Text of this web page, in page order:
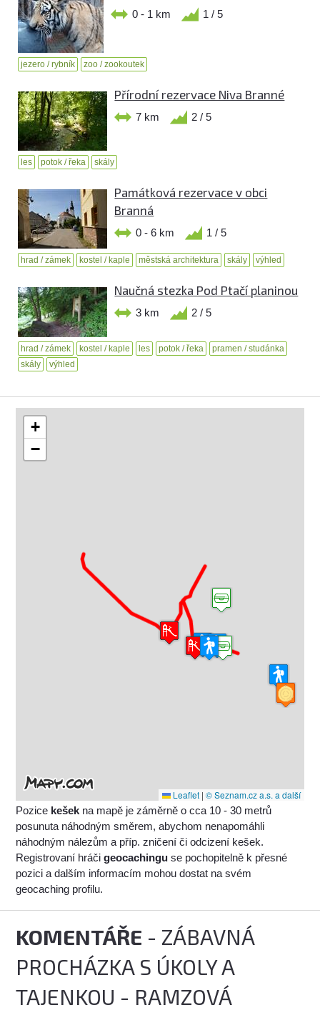
0 - 1 km 1 / 5
jezero / rybník zoo / zookoutek
Přírodní rezervace Niva Branné
7 km 2 / 5
les potok / řeka skály
Památková rezervace v obci
Branná
0 - 6 km 1 / 5
hrad / zámek kostel / kaple městská architektura skály výhled
Naučná stezka Pod Ptačí planinou
3 km 2 / 5
hrad / zámek kostel / kaple les potok / řeka
pramen / studánka
skály
výhled
+
−
Leaflet | © Seznam.cz a.s. a další
Pozice kešek na mapě je záměrně o cca 10 - 30 metrů
posunuta náhodným směrem, abychom nenapomáhli
náhodným nálezům a příp. zničení či odcizení kešek.
Registrovaní hráčigeocachingu se pochopitelně k přesné
pozici a dalším informacím mohou dostat na svém
geocaching profilu.
KOMENTÁŘE - ZÁBAVNÁ
PROCHÁZKA S ÚKOLY A
TAJENKOU - RAMZOVÁ